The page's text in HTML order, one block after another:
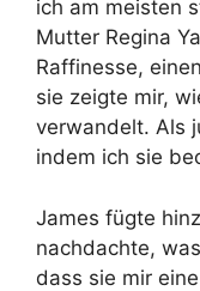
ich am meisten
Mutter Regina
Raffinesse,
sie zeigte mir,
verwandelt. Als
indem ich sie
James fügte
nachdachte,
dass sie mir